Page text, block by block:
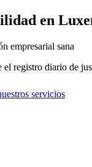
en
empresarial sana
registro diario de
servicios